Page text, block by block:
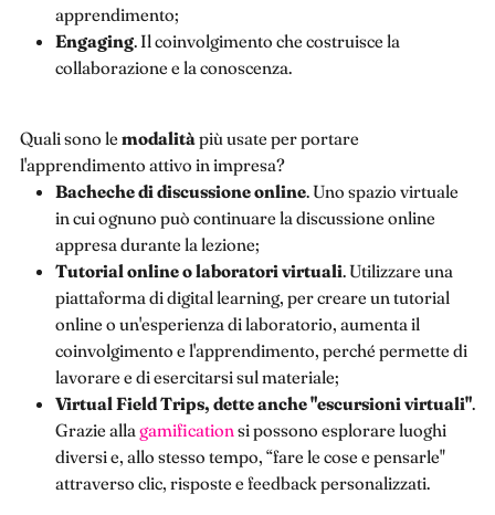
apprendimento;
Engaging. Il coinvolgimento che costruisce la
collaborazione e la conoscenza.
Quali sono le modalitàpiù usate per portare
l'apprendimento attivo in impresa?
Bacheche di discussione online. Uno spazio virtuale
in cui ognuno può continuare la discussione online
appresa durante la lezione;
Tutorial online o laboratori virtuali. Utilizzare una
piattaforma di digital learning, per creare un tutorial
online o un'esperienza di laboratorio, aumenta il
coinvolgimento e l'apprendimento, perché permette di
lavorare e di esercitarsi sul materiale;
Virtual Field Trips, dette anche "escursioni virtuali".
Grazie alla gamification si possono esplorare luoghi
diversi e, allo stesso tempo, “fare le cose e pensarle"
attraverso clic, risposte e feedback personalizzati.